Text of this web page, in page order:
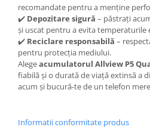
Huawei
Iphone
IPOD
Lenovo
LG
Motorola
Oppo
recomandate pentru a menține
✔️ Depozitare sigură – păstrați
și uscat pentru a evita temperaturile
✔️ Reciclare responsabilă –
pentru protecția mediului.
Alegeacumulatorul Allview P5
fiabilă și o durată de viață extinsă a
acum și bucură-te de un telefon
Informatii conformitate produs